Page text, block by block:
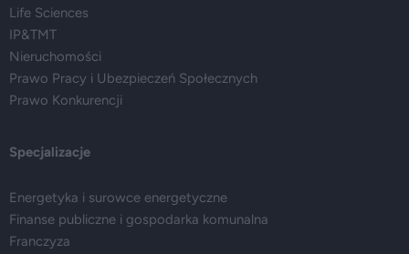
Life Sciences
IP&TMT
Nieruchomości
Prawo Pracy i Ubezpieczeń Społecznych
Prawo Konkurencji
Specjalizacje
Energetyka i surowce energetyczne
Finanse publiczne i gospodarka komunalna
Franczyza